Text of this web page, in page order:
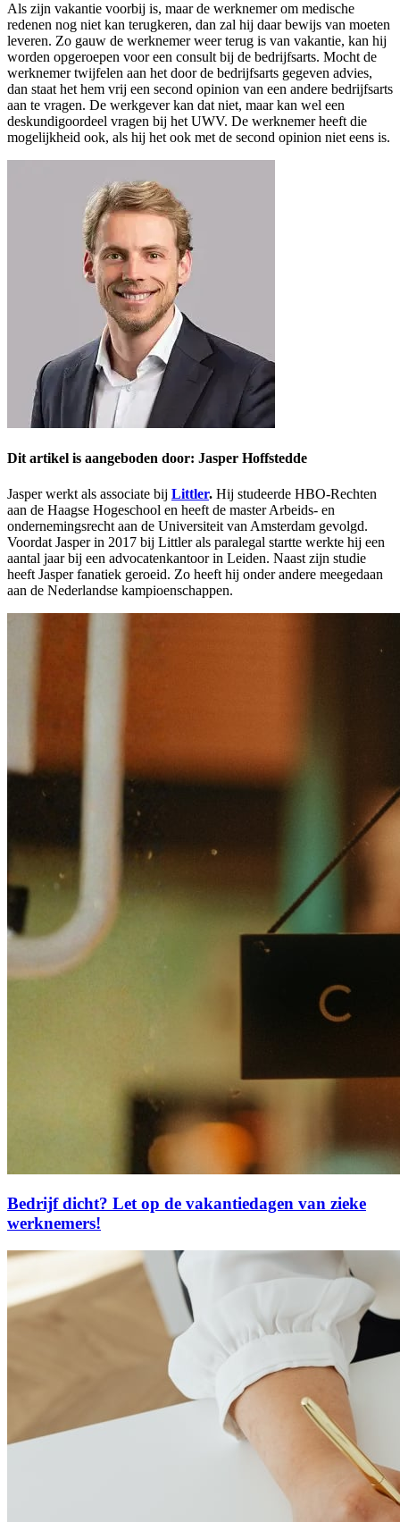
Als zijn vakantie voorbij is, maar de werknemer om medische
redenen nog niet kan terugkeren, dan zal hij daar bewijs van moeten
leveren. Zo gauw de werknemer weer terug is van vakantie, kan hij
worden opgeroepen voor een consult bij de bedrijfsarts. Mocht de
werknemer twijfelen aan het door de bedrijfsarts gegeven advies,
dan staat het hem vrij een second opinion van een andere bedrijfsarts
aan te vragen. De werkgever kan dat niet, maar kan wel een
deskundigoordeel vragen bij het UWV. De werknemer heeft die
mogelijkheid ook, als hij het ook met de second opinion niet eens is.
Dit artikel is aangeboden door: Jasper Hoffstedde
Jasper werkt als associate bij Littler. Hij studeerde HBO-Rechten
aan de Haagse Hogeschool en heeft de master Arbeids- en
ondernemingsrecht aan de Universiteit van Amsterdam gevolgd.
Voordat Jasper in 2017 bij Littler als paralegal startte werkte hij een
aantal jaar bij een advocatenkantoor in Leiden. Naast zijn studie
heeft Jasper fanatiek geroeid. Zo heeft hij onder andere meegedaan
aan de Nederlandse kampioenschappen.
Bedrijf dicht? Let op de vakantiedagen van zieke
werknemers!